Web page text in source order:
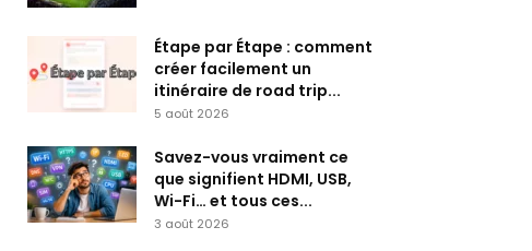
Étape par Étape : comment
créer facilement un
itinéraire de road trip...
5 août 2026
Savez-vous vraiment ce
que signifient HDMI, USB,
Wi-Fi… et tous ces...
3 août 2026